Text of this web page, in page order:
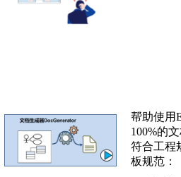
帮助使用
100%的
符合工程
板规范：